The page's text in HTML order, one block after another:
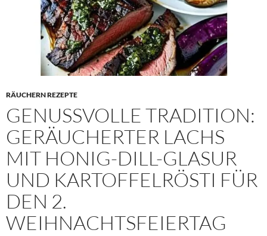
RÄUCHERN REZEPTE
GENUSSVOLLE TRADITION:
GERÄUCHERTER LACHS
MIT HONIG-DILL-GLASUR
UND KARTOFFELRÖSTI FÜR
DEN 2.
WEIHNACHTSFEIERTAG